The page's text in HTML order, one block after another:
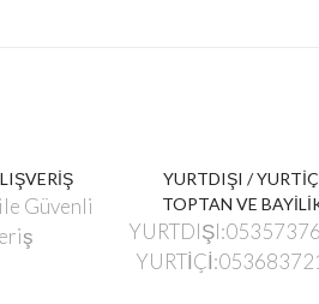
Güvenli
YURTDIŞI /
TOPTAN VE